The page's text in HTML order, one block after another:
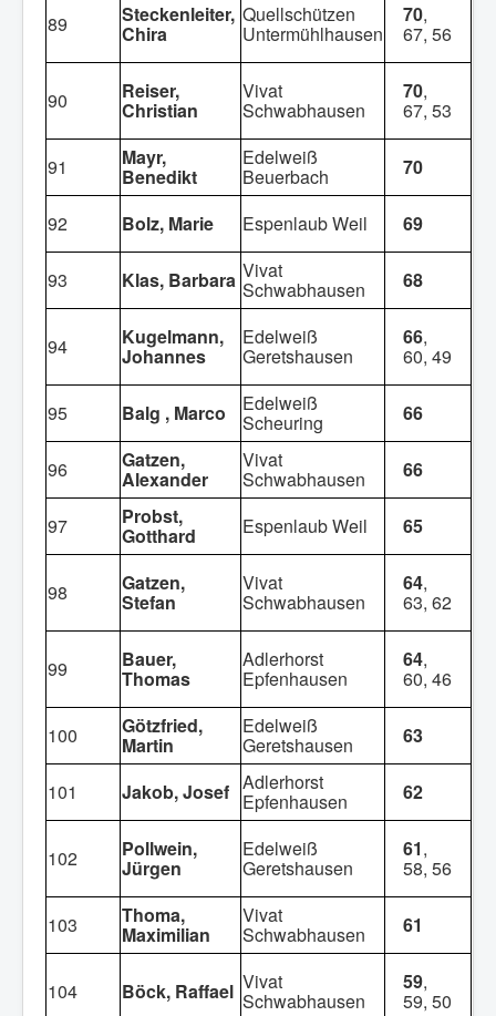
89 Steckenleiter,
Chira
Quellschützen
Untermühlhausen
70,
67, 56
90 Reiser,
Christian
Vivat
Schwabhausen
70,
67, 53
91 Mayr,
Benedikt
Edelweiß
Beuerbach 70
92 Bolz, Marie Espenlaub Weil 69
93 Klas, Barbara Vivat
Schwabhausen 68
94 Kugelmann,
Johannes
Edelweiß
Geretshausen
66,
60, 49
95 Balg , Marco Edelweiß
Scheuring 66
96 Gatzen,
Alexander
Vivat
Schwabhausen 66
97 Probst,
Gotthard Espenlaub Weil 65
98 Gatzen,
Stefan
Vivat
Schwabhausen
64,
63, 62
99 Bauer,
Thomas
Adlerhorst
Epfenhausen
64,
60, 46
100 Götzfried,
Martin
Edelweiß
Geretshausen 63
101 Jakob, Josef Adlerhorst
Epfenhausen 62
102 Pollwein,
Jürgen
Edelweiß
Geretshausen
61,
58, 56
103 Thoma,
Maximilian
Vivat
Schwabhausen 61
104 Böck, Raffael Vivat
Schwabhausen
59,
59, 50